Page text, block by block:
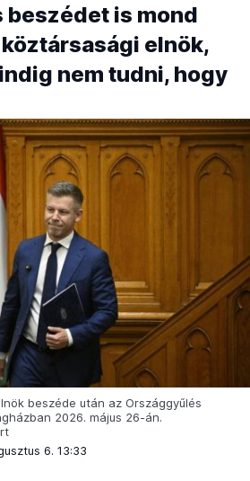
beszédet is mond
elnök,
nem tudni, hogy
beszéde után az Országgyűlés
2026. május 26-án.
6. 13:33